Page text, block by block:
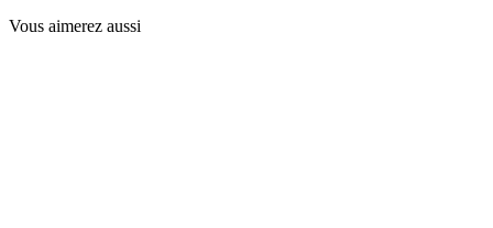
Vous aimerez aussi